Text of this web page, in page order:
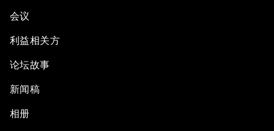
会议
利益相关方
论坛故事
新闻稿
相册